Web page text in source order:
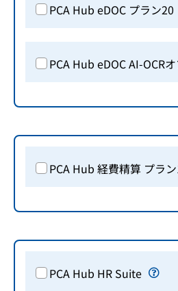
PCA Hub eDOC プラン20
PCA Hub eDOC AI-OCR
PCA Hub 経費精算 プラ
PCA Hub HR Suite